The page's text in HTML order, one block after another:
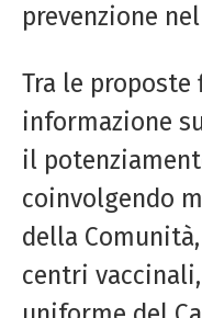
prevenzione
Tra le proposte
informazione
il
coinvolgendo
della
centri